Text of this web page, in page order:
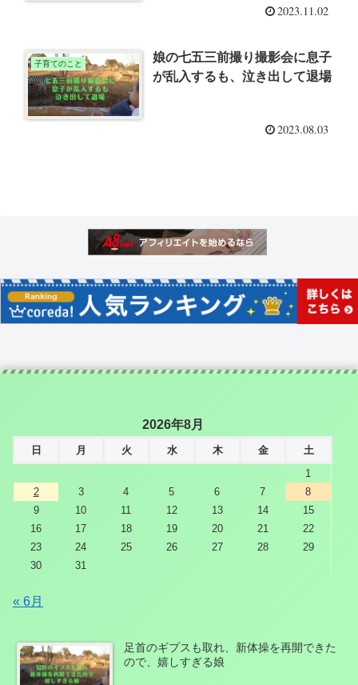
2023.11.02
子育てのこと
娘の七五三前撮り撮影会に息子
が乱入するも、泣き出して退場
2023.08.03
2026年8月
日 月 火 水 木 金
土
1
2
3 4 5 6 7
8
9
10 11 12 13 14
15
16
17 18 19 20 21
22
23
24 25 26 27 28
29
30
31
« 6月
足首のギプスも取れ、新体操を再開できた
ので、嬉しすぎる娘